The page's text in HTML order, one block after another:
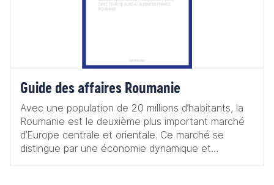
Guide des affaires Roumanie
Avec une population de 20 millions d’habitants, la
Roumanie est le deuxième plus important marché
d’Europe centrale et orientale. Ce marché se
distingue par une économie dynamique et
particulièrement résiliente : au sortir de l’année